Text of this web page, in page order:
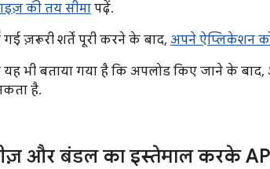
की तय सीमापढ़ें.
ज़रूरी शर्तें पूरी करने के बाद, अपने ऐप्लिकेशन
भी बताया गया है कि अपलोड किए जाने के
है.
और बंडल का इस्तेमाल करके